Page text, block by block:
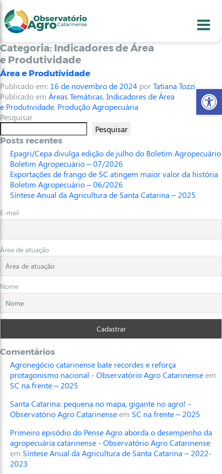
2
3
4
Categoria: Indicadores de Área
e Produtividade
Área e Produtividade
Publicado em: 16 de novembro de 2024 porTatiana Tozzi
Publicado em Áreas Temáticas,Indicadores de Área
e Produtividade, Produção Agropecuária
Pesquisar
Pesquisar
Posts recentes
Epagri/Cepa divulga edição de julho do Boletim Agropecuário
Boletim Agropecuário – 07/2026
Exportações de frango de SC atingem maior valor da história
Boletim Agropecuário – 06/2026
Síntese Anual da Agricultura de Santa Catarina – 2025
E-mail
Área de atuação
Nome
Comentários
Agronegócio catarinense bate recordes e reforça
protagonismo nacional - Observatório Agro Catarinenseem
SC na frente – 2025
Santa Catarina: pequena no mapa, gigante no agro! -
Observatório Agro Catarinenseem SC na frente – 2025
Primeiro episódio do Pense Agro aborda o desempenho da
agropecuária catarinense - Observatório Agro Catarinense
em Síntese Anual da Agricultura de Santa Catarina – 2022-
2023